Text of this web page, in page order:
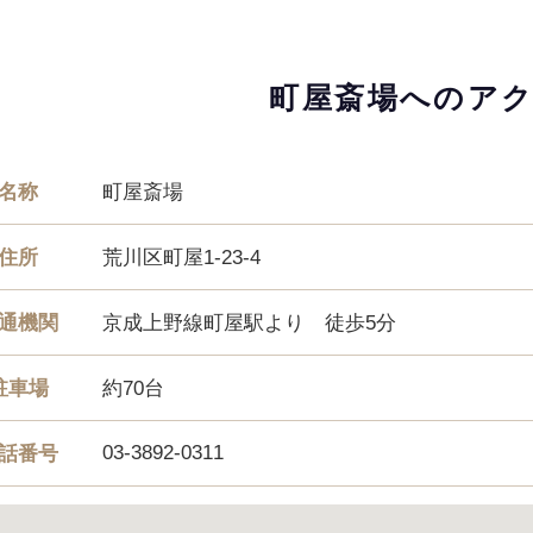
町屋斎場へのア
称 町屋斎場
所 荒川区町屋1-23-4
機関 京成上野線町屋駅より 徒歩5分
車場 約70台
番号 03-3892-0311